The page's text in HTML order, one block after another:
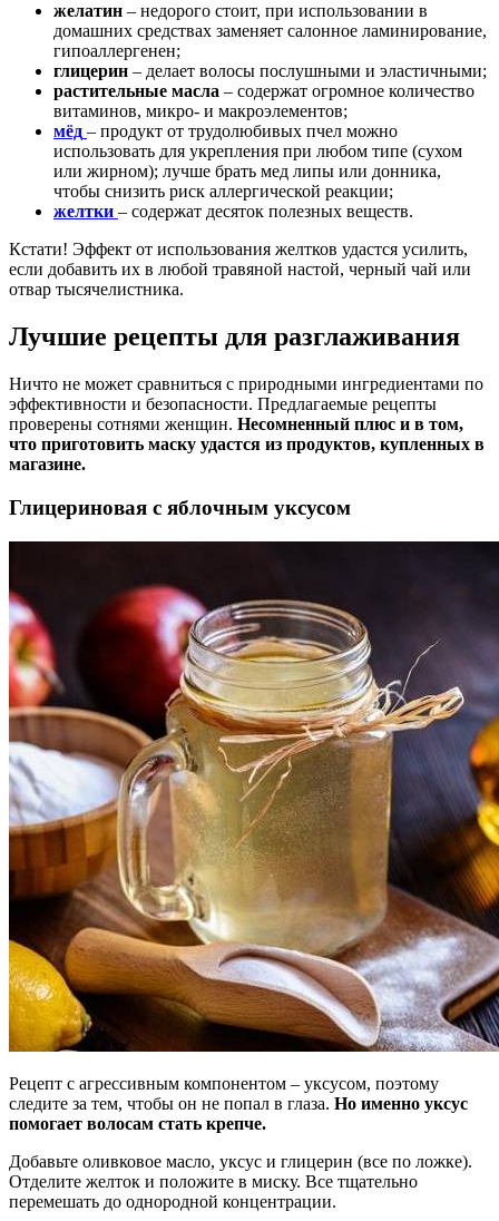
желатин – недорого стоит, при использовании в
домашних средствах заменяет салонное ламинирование,
гипоаллергенен;
глицерин – делает волосы послушными и эластичными;
растительные масла – содержат огромное количество
витаминов, микро- и макроэлементов;
мёд – продукт от трудолюбивых пчел можно
использовать для укрепления при любом типе (сухом
или жирном); лучше брать мед липы или донника,
чтобы снизить риск аллергической реакции;
желтки – содержат десяток полезных веществ.
Кстати! Эффект от использования желтков удастся усилить,
если добавить их в любой травяной настой, черный чай или
отвар тысячелистника.
Лучшие рецепты для разглаживания
Ничто не может сравниться с природными ингредиентами по
эффективности и безопасности. Предлагаемые рецепты
проверены сотнями женщин. Несомненный плюс и в том,
что приготовить маску удастся из продуктов, купленных в
магазине.
Глицериновая с яблочным уксусом
Рецепт с агрессивным компонентом – уксусом, поэтому
следите за тем, чтобы он не попал в глаза. Но именно уксус
помогает волосам стать крепче.
Добавьте оливковое масло, уксус и глицерин (все по ложке).
Отделите желток и положите в миску. Все тщательно
перемешать до однородной концентрации.